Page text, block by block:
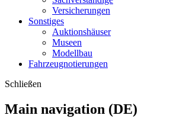
Versicherungen
Sonstiges
Auktionshäuser
Museen
Modellbau
Fahrzeugnotierungen
Schließen
Main navigation (DE)